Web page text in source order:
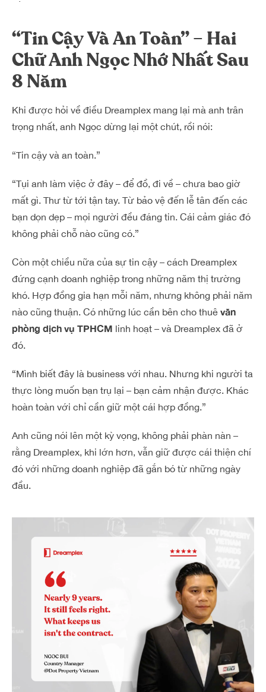
“Tin Cậy Và An Toàn” – Hai
Chữ Anh Ngọc Nhớ Nhất Sau
8 Năm
Khi được hỏi về điều Dreamplex mang lại mà anh trân
trọng nhất, anh Ngọc dừng lại một chút, rồi nói:
“Tin cậy và an toàn.”
“Tụi anh làm việc ở đây – để đồ, đi về – chưa bao giờ
mất gì. Thư từ tới tận tay. Từ bảo vệ đến lễ tân đến các
bạn dọn dẹp – mọi người đều đáng tin. Cái cảm giác đó
không phải chỗ nào cũng có.”
Còn một chiều nữa của sự tin cậy – cách Dreamplex
đứng cạnh doanh nghiệp trong những năm thị trường
khó. Hợp đồng gia hạn mỗi năm, nhưng không phải năm
nào cũng thuận. Có những lúc cần bên cho thuê văn
phòng dịch vụ TPHCM linh hoạt – và Dreamplex đã ở
đó.
“Mình biết đây là business với nhau. Nhưng khi người ta
thực lòng muốn bạn trụ lại – bạn cảm nhận được. Khác
hoàn toàn với chỉ cần giữ một cái hợp đồng.”
Anh cũng nói lên một kỳ vọng, không phải phàn nàn –
rằng Dreamplex, khi lớn hơn, vẫn giữ được cái thiện chí
đó với những doanh nghiệp đã gắn bó từ những ngày
đầu.